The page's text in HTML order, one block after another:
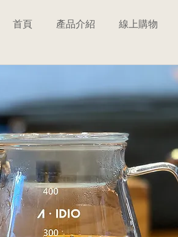
首頁 產品介紹 線上購物